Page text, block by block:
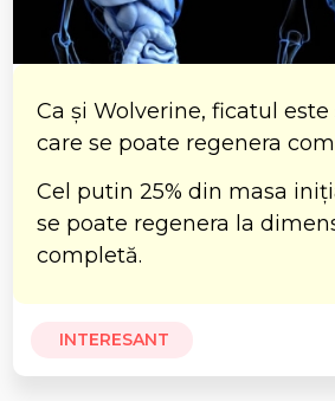
Ca și Wolverine, ficatul
care se poate regenera
Cel putin 25% din masa
se poate regenera la
completă.
INTERESANT